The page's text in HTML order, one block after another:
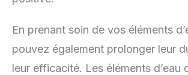
En prenant soin de vos éléments
pouvez également prolonger leur
leur efficacité. Les éléments d’eau